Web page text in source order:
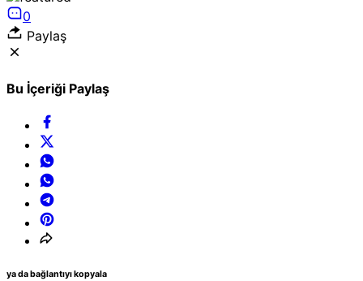
0
Paylaş
Bu İçeriği Paylaş
ya da bağlantıyı kopyala